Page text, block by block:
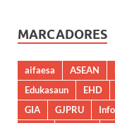
MARCADORES
aifaesa ASEAN
Edukasaun
EHD
GIA
GJPRU